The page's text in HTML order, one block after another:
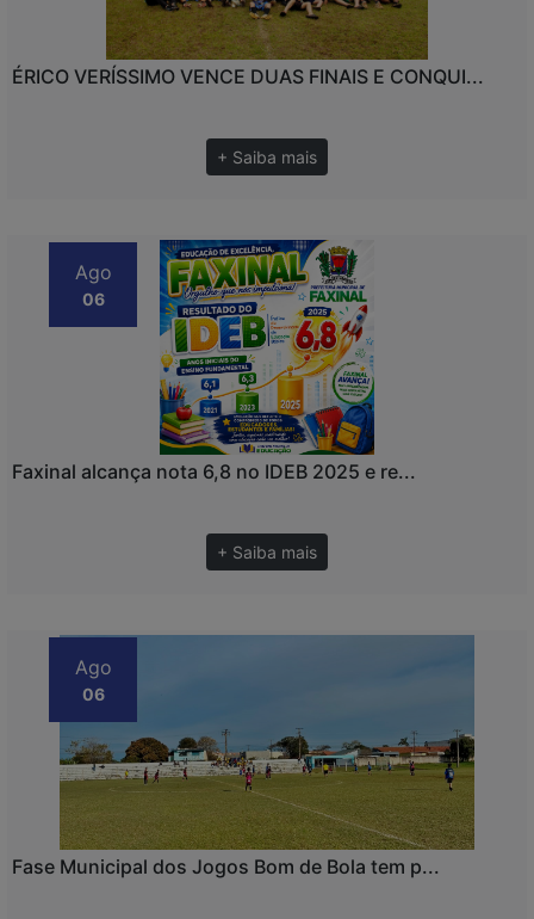
ÉRICO VERÍSSIMO VENCE DUAS FINAIS E CONQUI...
+ Saiba mais
Ago
06
Faxinal alcança nota 6,8 no IDEB 2025 e re...
+ Saiba mais
Ago
06
Fase Municipal dos Jogos Bom de Bola tem p...